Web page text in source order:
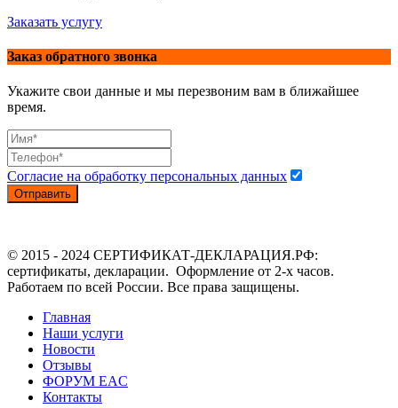
Заказать услугу
Заказ обратного звонка
Укажите свои данные и мы перезвоним вам в ближайшее
время.
Согласие на обработку персональных данных
Отправить
© 2015 - 2024 СЕРТИФИКАТ-ДЕКЛАРАЦИЯ.РФ:
сертификаты, декларации. Оформление от 2-х часов.
Работаем по всей России. Все права защищены.
Главная
Наши услуги
Новости
Отзывы
ФОРУМ EAC
Контакты